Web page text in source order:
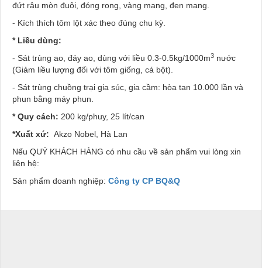
đứt râu mòn đuôi, đóng rong, vàng mang, đen mang.
- Kích thích tôm lột xác theo đúng chu kỳ.
* Liều dùng:
- Sát trùng ao, đáy ao, dùng với liều 0.3-0.5kg/1000m3 nước
(Giảm liều lượng đối với tôm giống, cá bột).
- Sát trùng chuồng trại gia súc, gia cầm: hòa tan 10.000 lần và
phun bằng máy phun.
* Quy cách: 200 kg/phuy, 25 lít/can
*Xuất xứ: Akzo Nobel, Hà Lan
Nếu QUÝ KHÁCH HÀNG có nhu cầu về sản phẩm vui lòng xin
liên hệ:
Sản phẩm doanh nghiệp: Công ty CP BQ&Q